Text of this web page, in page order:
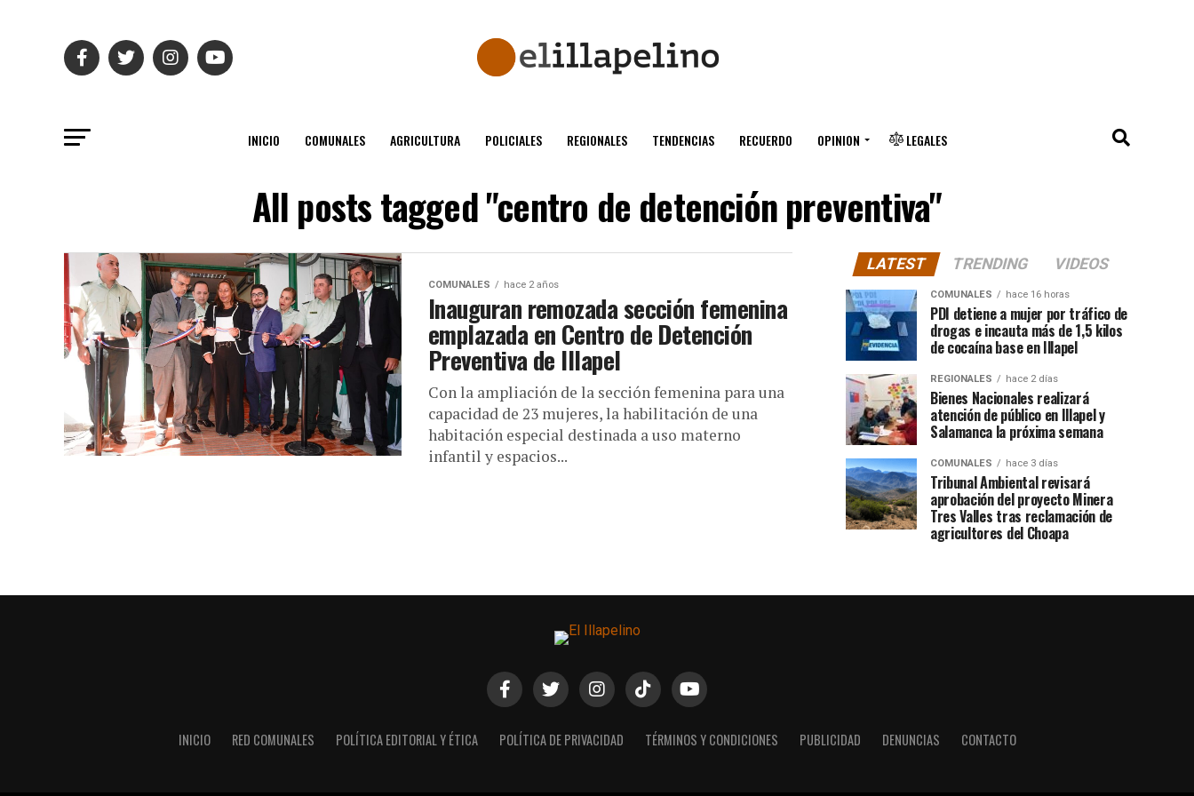
INICIO COMUNALES AGRICULTURA POLICIALES REGIONALES TENDENCIAS RECUERDO OPINION LEGALES
All posts tagged "centro de detención preventiva"
COMUNALES hace 2 años
Inauguran remozada sección femenina
emplazada en Centro de Detención
Preventiva de Illapel
Con la ampliación de la sección femenina para una
capacidad de 23 mujeres, la habilitación de una
habitación especial destinada a uso materno
infantil y espacios...
LATEST TRENDING VIDEOS
COMUNALES hace 16 horas
PDI detiene a mujer por tráfico de
drogas e incauta más de 1,5 kilos
de cocaína base en Illapel
REGIONALES hace 2 días
Bienes Nacionales realizará
atención de público en Illapel y
Salamanca la próxima semana
COMUNALES hace 3 días
Tribunal Ambiental revisará
aprobación del proyecto Minera
Tres Valles tras reclamación de
agricultores del Choapa
INICIO RED COMUNALES POLÍTICA EDITORIAL Y ÉTICA POLÍTICA DE PRIVACIDAD TÉRMINOS Y CONDICIONES PUBLICIDAD DENUNCIAS CONTACTO